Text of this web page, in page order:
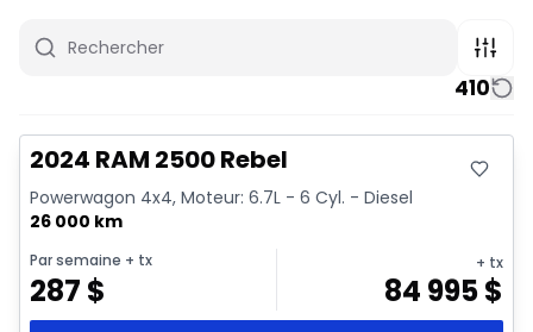
410
Vidéo disponible
2024 RAM 2500 Rebel
Powerwagon 4x4, Moteur: 6.7L - 6 Cyl. - Diesel
26 000 km
Par semaine + tx
287 $
+ tx
84 995$